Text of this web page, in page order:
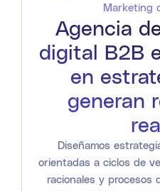
Marketing
Agencia
digital B2B
en
generan
Diseñamos
orientadas a ciclos de
racionales y procesos